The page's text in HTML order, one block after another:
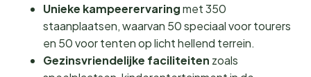
Unieke kampeerervaringmet 350
staanplaatsen, waarvan 50 speciaal voor tourers
en 50 voor tenten op licht hellend terrein.
Gezinsvriendelijke faciliteiten zoals